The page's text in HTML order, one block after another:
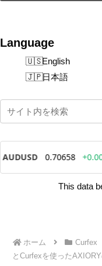
Language
English
日本語
This data
ホーム Curfex
とCurfexを使った